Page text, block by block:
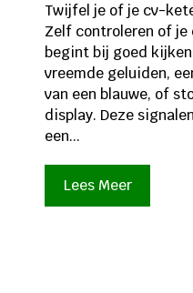
Twijfel je of je cv-
Zelf controleren of
begint bij goed
vreemde geluiden,
van een blauwe, of
display. Deze
een...
Lees Meer